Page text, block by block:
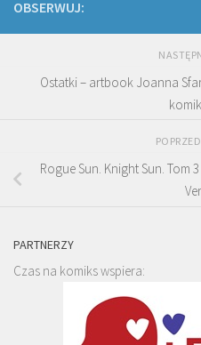
OBSERWUJ:
Ostatki – artbook Joanna
Rogue Sun. Knight Sun. Tom
PARTNERZY
Czas na komiks wspiera: